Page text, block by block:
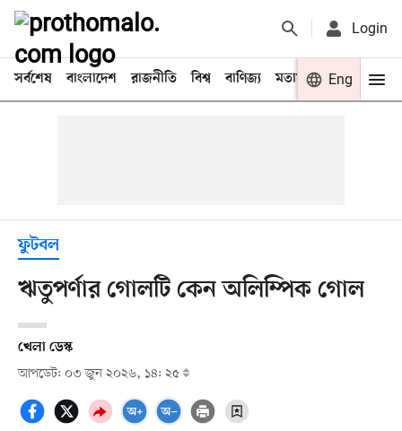
Login
সর্বশেষ বাংলাদেশ রাজনীতি বিশ্ব বাণিজ্য মতামত খেলা
Eng
ফুটবল
ঋতুপর্ণার গোলটি কেন অলিম্পিক গোল
খেলা ডেস্ক
আপডেট: ০৩ জুন ২০২৬, ১৪: ২৫